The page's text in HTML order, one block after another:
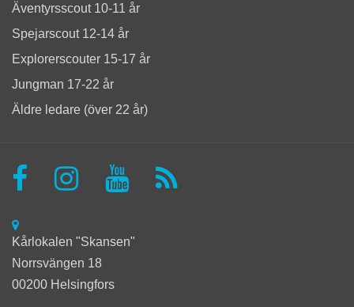
Äventyrsscout 10-11 år
Spejarscout 12-14 år
Explorerscouter 15-17 år
Jungman 17-22 år
Äldre ledare (över 22 år)
Kårlokalen "Skansen"
Norrsvängen 18
00200 Helsingfors